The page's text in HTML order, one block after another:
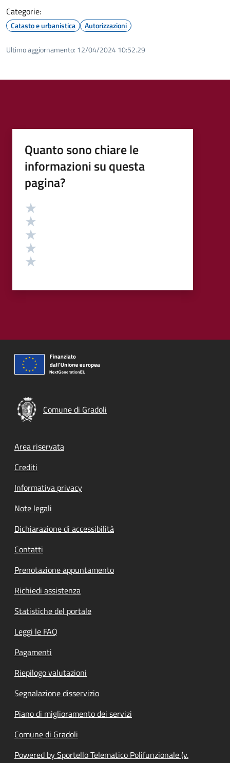
Categorie:
Catasto e urbanistica Autorizzazioni
Ultimo aggiornamento: 12/04/2024 10:52.29
Quanto sono chiare le
informazioni su questa
pagina?
Valutazione
Comune di Gradoli
Footer menu
Area riservata
Crediti
Informativa privacy
Note legali
Dichiarazione di accessibilità
Contatti
Prenotazione appuntamento
Richiedi assistenza
Statistiche del portale
Leggi le FAQ
Pagamenti
Riepilogo valutazioni
Segnalazione disservizio
Piano di miglioramento dei servizi
Comune di Gradoli
Powered by Sportello Telematico Polifunzionale (v.